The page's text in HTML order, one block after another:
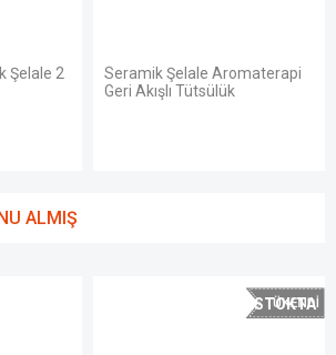
2
Seramik Şelale Aromaterapi
Geri Akışlı Tütsülük
ALMIŞ
STOKTA